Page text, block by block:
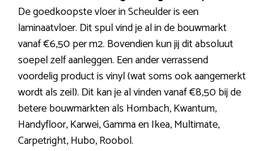
De goedkoopste vloer in Scheulder is een
laminaatvloer. Dit spul vind je al in de bouwmarkt
vanaf €6,50 per m2. Bovendien kun jij dit absoluut
soepel zelf aanleggen. Een ander verrassend
voordelig product is vinyl (wat soms ook aangemerkt
wordt als zeil). Dit kan je al vinden vanaf €8,50 bij de
betere bouwmarkten als Hornbach, Kwantum,
Handyfloor, Karwei, Gamma en Ikea, Multimate,
Carpetright, Hubo, Roobol.